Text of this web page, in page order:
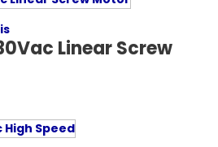
Linear Screw